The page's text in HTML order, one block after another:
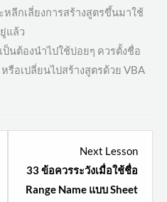
ลีกเลี่ยงการสร้างสูตรขึ้นมาใช้
แล้ว
นต้องนำไปใช้บ่อยๆ ควรตั้งชื่อ
หรือเปลี่ยนไปสร้างสูตรด้วย VBA
Next Lesson
33 ข้อควรระวังเมื่อใช้ชื่อ
Range Name แบบ Sheet